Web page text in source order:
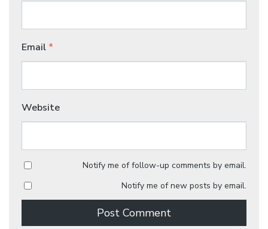
Email *
Website
Notify me of follow-up comments by email.
Notify me of new posts by email.